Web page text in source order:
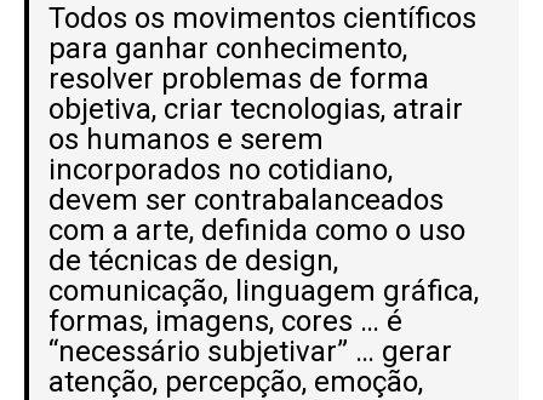
Todos os movimentos científicos
para ganhar conhecimento,
resolver problemas de forma
objetiva, criar tecnologias, atrair
os humanos e serem
incorporados no cotidiano,
devem ser contrabalanceados
com a arte, definida como o uso
de técnicas de design,
comunicação, linguagem gráfica,
formas, imagens, cores … é
“necessário subjetivar” … gerar
atenção, percepção, emoção,